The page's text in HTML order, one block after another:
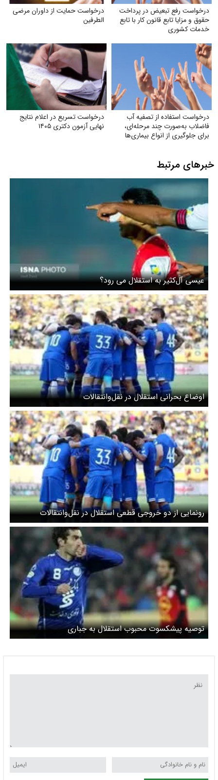
درخواست رفع تبعیض در پرداخت
حقوق و مزایا تابع قانون کار با تابع
خدمات کشوری
درخواست حمایت از داوران مرضی
الطرفین
درخواست استفاده از تصفیه آب
فاضلاب به‌صورت چند مرحله‌ای،
برای جلوگیری از انواع بیماری‌ها
درخواست تسریع در اعلام نتایج
نهایی آزمون دکتری ۱۴۰۵
خبرهای مرتبط
عیسی آل‌کثیر به استقلال می رود؟
اوضاع بحرانی استقلال در نقل‌وانتقالات
رونمایی از دو خروجی قطعی استقلال در نقل‌وانتقالات
توصیه پیشکسوت محبوب استقلال به جباری